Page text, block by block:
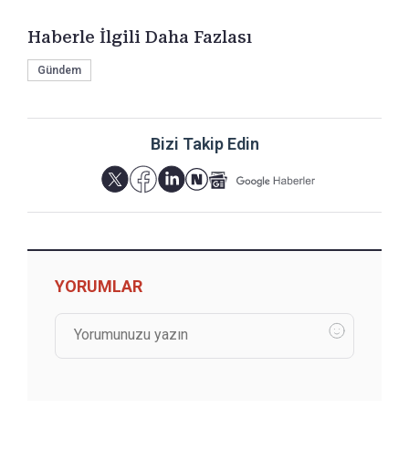
Haberle İlgili Daha Fazlası
Gündem
Bizi Takip Edin
YORUMLAR